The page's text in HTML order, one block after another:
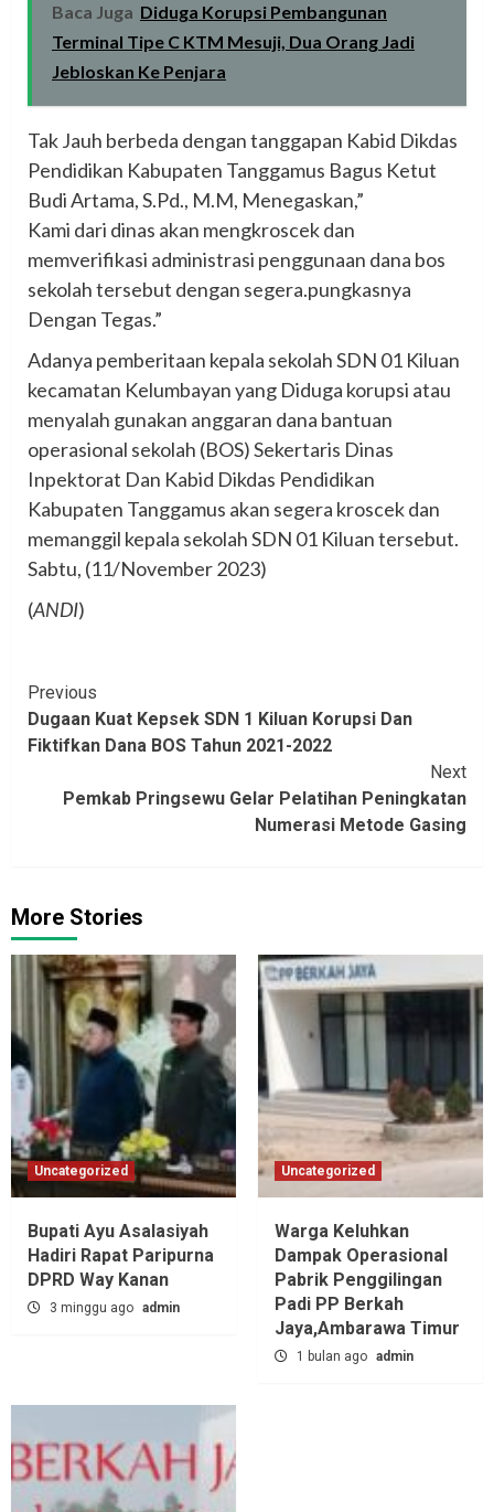
Baca Juga Diduga Korupsi Pembangunan
Terminal Tipe C KTM Mesuji, Dua Orang Jadi
Jebloskan Ke Penjara
Tak Jauh berbeda dengan tanggapan Kabid Dikdas
Pendidikan Kabupaten Tanggamus Bagus Ketut
Budi Artama, S.Pd., M.M, Menegaskan,”
Kami dari dinas akan mengkroscek dan
memverifikasi administrasi penggunaan dana bos
sekolah tersebut dengan segera.pungkasnya
Dengan Tegas.”
Adanya pemberitaan kepala sekolah SDN 01 Kiluan
kecamatan Kelumbayan yang Diduga korupsi atau
menyalah gunakan anggaran dana bantuan
operasional sekolah (BOS) Sekertaris Dinas
Inpektorat Dan Kabid Dikdas Pendidikan
Kabupaten Tanggamus akan segera kroscek dan
memanggil kepala sekolah SDN 01 Kiluan tersebut.
Sabtu, (11/November 2023)
(ANDI)
Continue
Reading
Previous
Dugaan Kuat Kepsek SDN 1 Kiluan Korupsi Dan
Fiktifkan Dana BOS Tahun 2021-2022
Next
Pemkab Pringsewu Gelar Pelatihan Peningkatan
Numerasi Metode Gasing
More Stories
Uncategorized
Bupati Ayu Asalasiyah
Hadiri Rapat Paripurna
DPRD Way Kanan
3 minggu ago admin
Uncategorized
Warga Keluhkan
Dampak Operasional
Pabrik Penggilingan
Padi PP Berkah
Jaya,‎Ambarawa Timur
1 bulan ago admin